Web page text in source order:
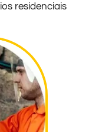
residenciais